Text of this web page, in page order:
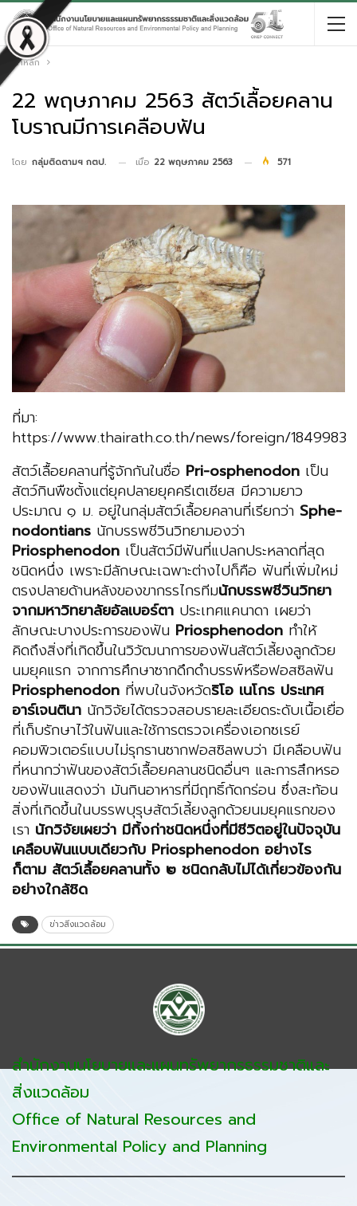
หน้าหลัก
22 พฤษภาคม 2563 สัตว์เลื้อยคลาน
โบราณมีการเคลือบฟัน
โดย กลุ่มติดตามฯ กตป. เมื่อ 22 พฤษภาคม 2563 571
ที่มา:
https://www.thairath.co.th/news/foreign/1849983
สัตว์เลื้อยคลานที่รู้จักกันในชื่อ Pri-osphenodon เป็น
สัตว์กินพืชตั้งแต่ยุคปลายยุคครีเตเชียส มีความยาว
ประมาณ ๑ ม. อยู่ในกลุ่มสัตว์เลื้อยคลานที่เรียกว่า Sphe-
nodontians นักบรรพชีวินวิทยามองว่า
Priosphenodon เป็นสัตว์มีฟันที่แปลกประหลาดที่สุด
ชนิดหนึ่ง เพราะมีลักษณะเฉพาะต่างไปก็คือ ฟันที่เพิ่มใหม่
ตรงปลายด้านหลังของขากรรไกรทีมนักบรรพชีวินวิทยา
จากมหาวิทยาลัยอัลเบอร์ตา ประเทศแคนาดา เผยว่า
ลักษณะบางประการของฟัน Priosphenodon ทำให้
คิดถึงสิ่งที่เกิดขึ้นในวิวัฒนาการของฟันสัตว์เลี้ยงลูกด้วย
นมยุคแรก จากการศึกษาซากดึกดำบรรพ์หรือฟอสซิลฟัน
Priosphenodon ที่พบในจังหวัดริโอ เนโกร ประเทศ
อาร์เจนตินา นักวิจัยได้ตรวจสอบรายละเอียดระดับเนื้อเยื่อ
ที่เก็บรักษาไว้ในฟันและใช้การตรวจเครื่องเอกซเรย์
คอมพิวเตอร์แบบไม่รุกรานซากฟอสซิลพบว่า มีเคลือบฟัน
ที่หนากว่าฟันของสัตว์เลื้อยคลานชนิดอื่นๆ และการสึกหรอ
ของฟันแสดงว่า มันกินอาหารที่มีฤทธิ์กัดกร่อน ซึ่งสะท้อน
สิ่งที่เกิดขึ้นในบรรพบุรุษสัตว์เลี้ยงลูกด้วยนมยุคแรกของ
เรา นักวิจัยเผยว่า มีกิ้งก่าชนิดหนึ่งที่มีชีวิตอยู่ในปัจจุบัน
เคลือบฟันแบบเดียวกับ Priosphenodon อย่างไร
ก็ตาม สัตว์เลื้อยคลานทั้ง ๒ ชนิดกลับไม่ได้เกี่ยวข้องกัน
อย่างใกล้ชิด
ข่าวสิ่งแวดล้อม
สำนักงานนโยบายและแผนทรัพยากรธรรมชาติและ
สิ่งแวดล้อม
Office of Natural Resources and
Environmental Policy and Planning